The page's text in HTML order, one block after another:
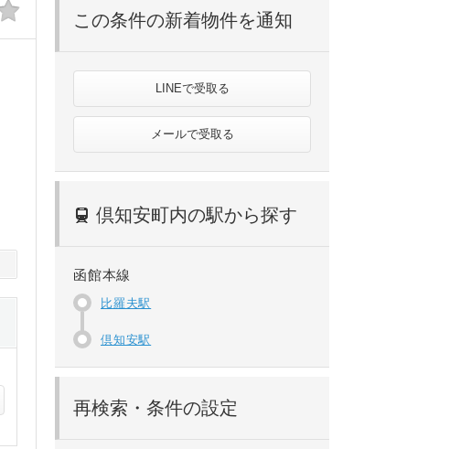
この条件の新着物件を通知
LINEで受取る
メールで受取る
倶知安町内の駅から探す
函館本線
比羅夫駅
倶知安駅
再検索・条件の設定